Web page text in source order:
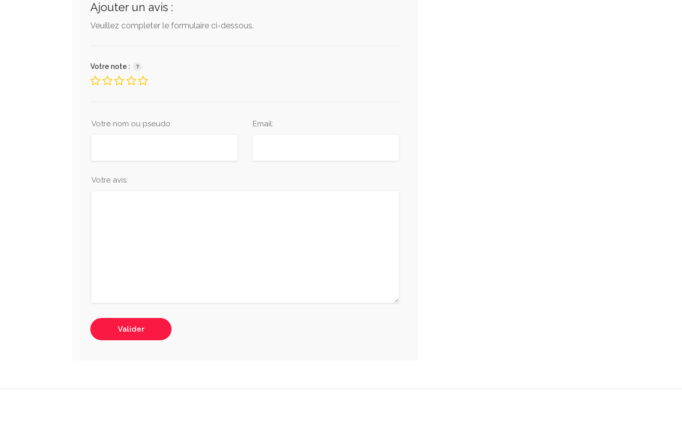
Ajouter un avis :
Veuillez completer le formulaire ci-dessous.
Votre note :
Votre nom ou pseudo: Email:
Votre avis:
Valider